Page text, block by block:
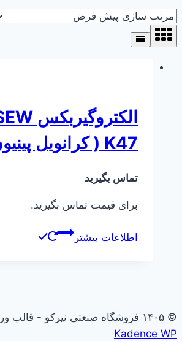
K47 ( کرانویل پینیون )
تماس بگیرید
برای قیمت تماس بگیرید.
اطلاعات بیشتر
© ۱۴۰۵ فروشگاه صنعتی نیرکو - قالب وردپرس توسط
Kadence WP